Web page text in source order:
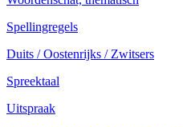
Spellingregels
Duits / Oostenrijks / Zwitsers
Spreektaal
Uitspraak